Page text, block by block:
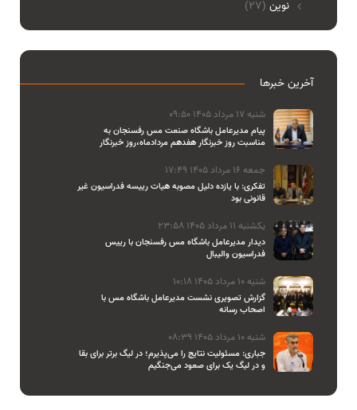
نوین (27)
آخرین خبرها
شنبه 17 مرداد 1405 09:50
پیام مدیرعامل باشگاه صنعت مس رفسنجان به
مناسبت روز خبرنگار هفدهم مردادماه،روز خبرنگار
جمعه 16 مرداد 1405 17:49
تفکری: با یازده دلیل مصوبه هیات رییسه فدراسیون غیر
قانونی بود
یکشنبه 11 مرداد 1405 23:58
دیدار مدیرعامل باشگاه مس رفسنجان با رییس
فدراسیون والیبال
شنبه 10 مرداد 1405 10:18
گزارش تصویری نشست مدیرعامل باشگاه مس با
اصحاب رسانه
شنبه 10 مرداد 1405 08:39
جباری: مسئولیت نتایج را می‌پذیرم؛ در لیگ برتر برای بقا
و در لیگ یک برای صعود می‌جنگیم